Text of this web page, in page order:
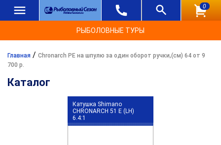
0
РЫБОЛОВНЫЕ ТУРЫ
Главная / Chronarch PE на шпулю за один оборот ручки,(см) 64 от 9
700 р.
Каталог
Катушка Shimano
CHRONARCH 51 E (LH)
6.4:1